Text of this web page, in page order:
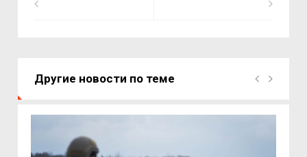
Другие новости по теме